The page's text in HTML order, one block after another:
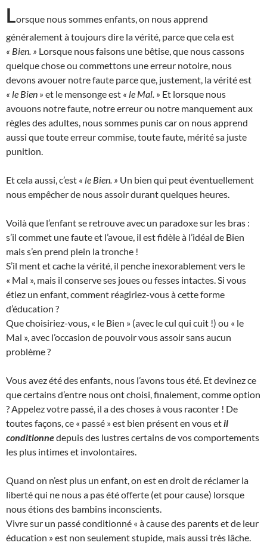
Lorsque nous sommes enfants, on nous apprend
généralement à toujours dire la vérité, parce que cela est
« Bien. » Lorsque nous faisons une bêtise, que nous cassons
quelque chose ou commettons une erreur notoire, nous
devons avouer notre faute parce que, justement, la vérité est
« le Bien » et le mensonge est « le Mal. » Et lorsque nous
avouons notre faute, notre erreur ou notre manquement aux
règles des adultes, nous sommes punis car on nous apprend
aussi que toute erreur commise, toute faute, mérité sa juste
punition.
Et cela aussi, c’est « le Bien. » Un bien qui peut éventuellement
nous empêcher de nous assoir durant quelques heures.
Voilà que l’enfant se retrouve avec un paradoxe sur les bras :
s’il commet une faute et l’avoue, il est fidèle à l’idéal de Bien
mais s’en prend plein la tronche !
S’il ment et cache la vérité, il penche inexorablement vers le
« Mal », mais il conserve ses joues ou fesses intactes. Si vous
étiez un enfant, comment réagiriez-vous à cette forme
d’éducation ?
Que choisiriez-vous, « le Bien » (avec le cul qui cuit !) ou « le
Mal », avec l’occasion de pouvoir vous assoir sans aucun
problème ?
Vous avez été des enfants, nous l’avons tous été. Et devinez ce
que certains d’entre nous ont choisi, finalement, comme option
? Appelez votre passé, il a des choses à vous raconter ! De
toutes façons, ce « passé » est bien présent en vous et il
conditionnedepuis des lustres certains de vos comportements
les plus intimes et involontaires.
Quand on n’est plus un enfant, on est en droit de réclamer la
liberté qui ne nous a pas été offerte (et pour cause) lorsque
nous étions des bambins inconscients.
Vivre sur un passé conditionné « à cause des parents et de leur
éducation » est non seulement stupide, mais aussi très lâche.